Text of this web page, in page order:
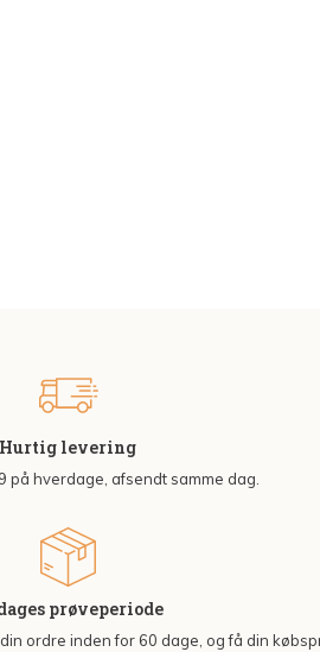
Hurtig levering
på hverdage, afsendt samme dag.
prøveperiode
ordre inden for 60 dage, og få din